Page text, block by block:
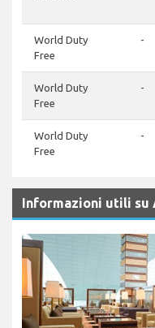
World Duty
Free
-
World Duty
Free
-
World Duty
Free
-
Informazioni utili su